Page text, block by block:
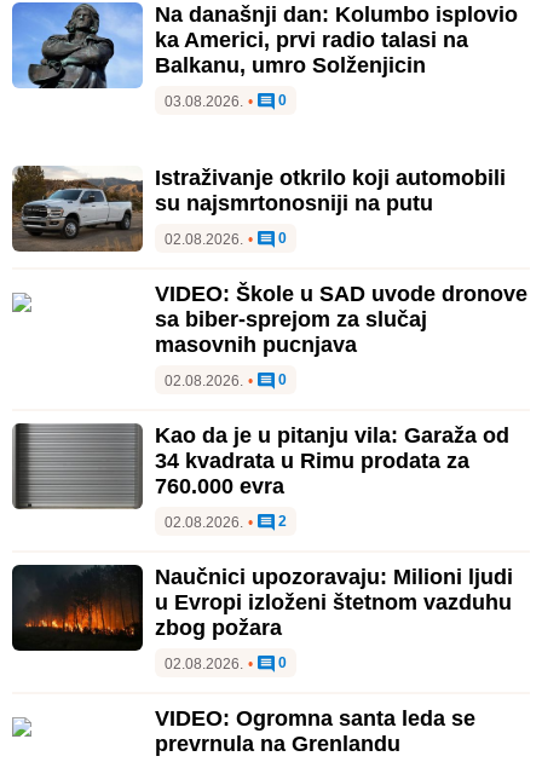
Na današnji dan: Kolumbo isplovio
ka Americi, prvi radio talasi na
Balkanu, umro Solženjicin
03.08.2026. • 0
Istraživanje otkrilo koji automobili
su najsmrtonosniji na putu
02.08.2026. • 0
VIDEO: Škole u SAD uvode dronove
sa biber-sprejom za slučaj
masovnih pucnjava
02.08.2026. • 0
Kao da je u pitanju vila: Garaža od
34 kvadrata u Rimu prodata za
760.000 evra
02.08.2026. • 2
Naučnici upozoravaju: Milioni ljudi
u Evropi izloženi štetnom vazduhu
zbog požara
02.08.2026. • 0
VIDEO: Ogromna santa leda se
prevrnula na Grenlandu